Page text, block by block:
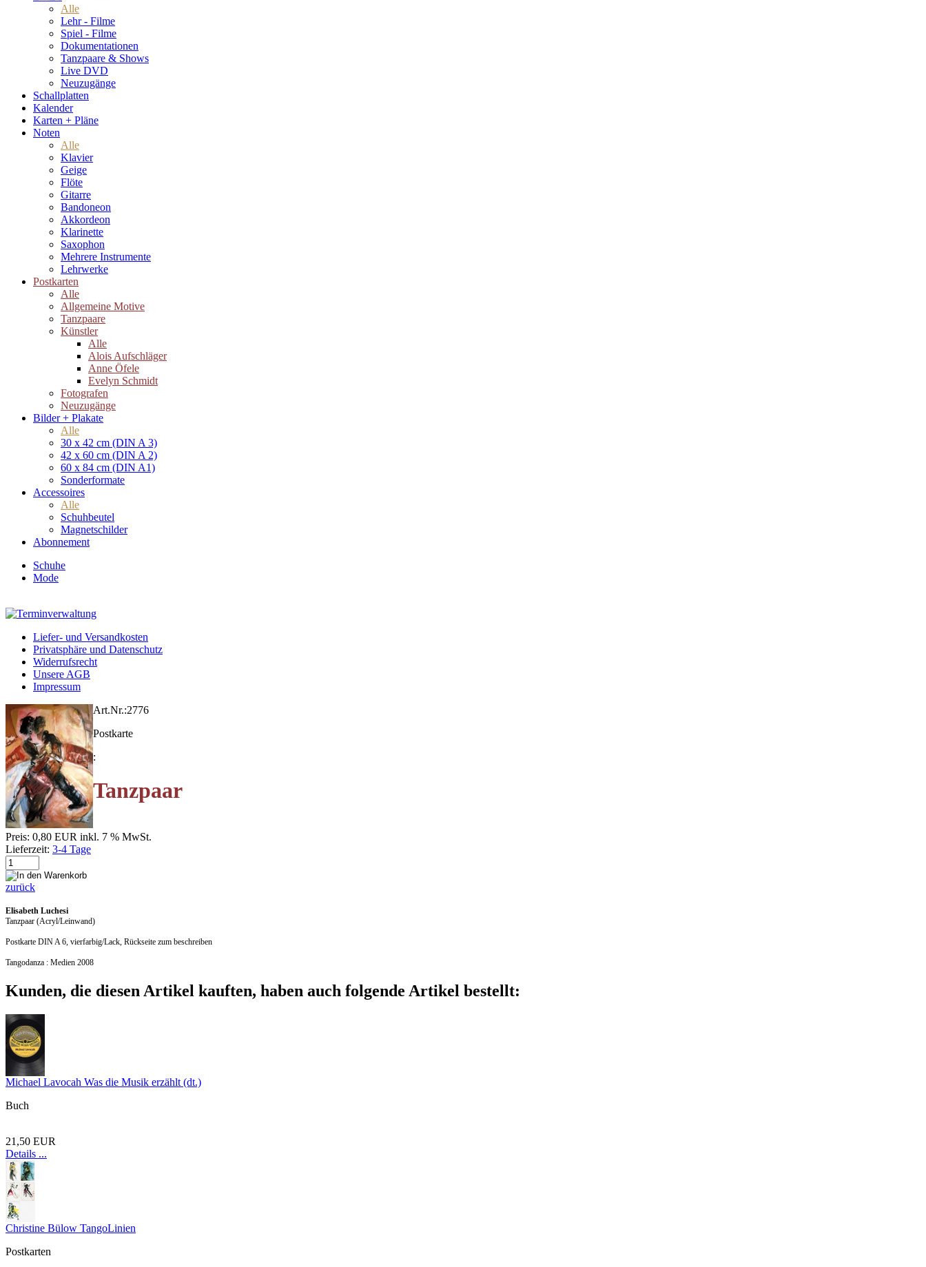
Alle
Lehr - Filme
Spiel - Filme
Dokumentationen
Tanzpaare & Shows
Live DVD
Neuzugänge
Schallplatten
Kalender
Karten + Pläne
Noten
Alle
Klavier
Geige
Flöte
Gitarre
Bandoneon
Akkordeon
Klarinette
Saxophon
Mehrere Instrumente
Lehrwerke
Postkarten
Alle
Allgemeine Motive
Tanzpaare
Künstler
Alle
Alois Aufschläger
Anne Öfele
Evelyn Schmidt
Fotografen
Neuzugänge
Bilder + Plakate
Alle
30 x 42 cm (DIN A 3)
42 x 60 cm (DIN A 2)
60 x 84 cm (DIN A1)
Sonderformate
Accessoires
Alle
Schuhbeutel
Magnetschilder
Abonnement
Schuhe
Mode
Liefer- und Versandkosten
Privatsphäre und Datenschutz
Widerrufsrecht
Unsere AGB
Impressum
Art.Nr.:2776
Postkarte
:
Tanzpaar
Preis: 0,80 EUR inkl. 7 % MwSt.
Lieferzeit: 3-4 Tage
zurück
Elisabeth Luchesi
Tanzpaar (Acryl/Leinwand)
Postkarte DIN A 6, vierfarbig/Lack, Rückseite zum beschreiben
Tangodanza : Medien 2008
Kunden, die diesen Artikel kauften, haben auch folgende Artikel bestellt:
Michael Lavocah Was die Musik erzählt (dt.)
Buch
21,50 EUR
Details ...
Christine Bülow TangoLinien
Postkarten